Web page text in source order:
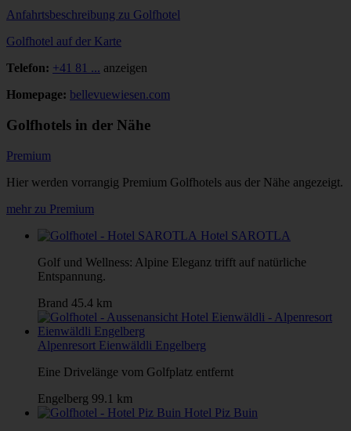
Anfahrtsbeschreibung zu Golfhotel
Golfhotel auf der Karte
Telefon: +41 81 ... anzeigen
Homepage: bellevuewiesen.com
Golfhotels in der Nähe
Premium
Hier werden vorrangig Premium Golfhotels aus der Nähe angezeigt.
mehr zu Premium
Hotel SAROTLA
Golf und Wellness: Alpine Eleganz trifft auf natürliche
Entspannung.
Brand 45.4 km
Alpenresort Eienwäldli Engelberg
Eine Drivelänge vom Golfplatz entfernt
Engelberg 99.1 km
Hotel Piz Buin